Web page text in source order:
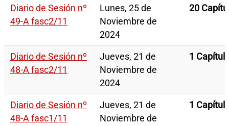
Diario de Sesión nº
49-A fasc2/11
Lunes, 25 de
Noviembre de
2024
20
Diario de Sesión nº
48-A fasc2/11
Jueves, 21 de
Noviembre de
2024
1
Diario de Sesión nº
48-A fasc1/11
Jueves, 21 de
Noviembre de
1